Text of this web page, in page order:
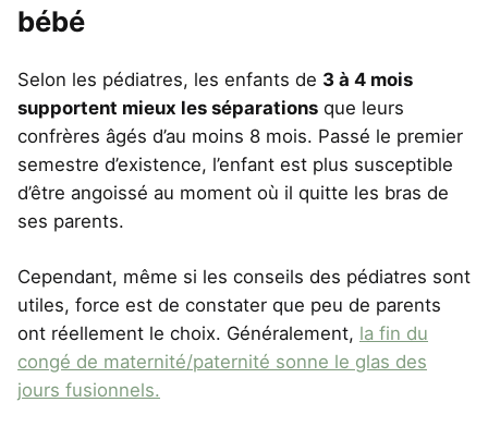
bébé
Selon les pédiatres, les enfants de 3 à 4 mois
supportent mieux les séparations que leurs
confrères âgés d’au moins 8 mois. Passé le premier
semestre d’existence, l’enfant est plus susceptible
d’être angoissé au moment où il quitte les bras de
ses parents.
Cependant, même si les conseils des pédiatres sont
utiles, force est de constater que peu de parents
ont réellement le choix. Généralement, la fin du
congé de maternité/paternité sonne le glas des
jours fusionnels.